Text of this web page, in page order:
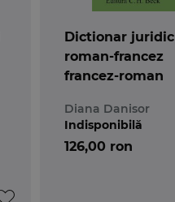
Dictionar juridic
roman-francez
francez-roman
Diana Danisor
126,00 ron
Indisponibilă